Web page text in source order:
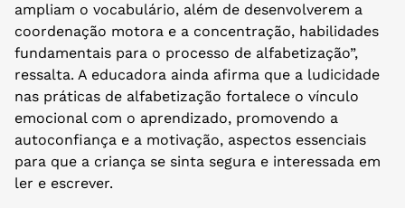
ampliam o vocabulário, além de desenvolverem a
coordenação motora e a concentração, habilidades
fundamentais para o processo de alfabetização”,
ressalta. A educadora ainda afirma que a ludicidade
nas práticas de alfabetização fortalece o vínculo
emocional com o aprendizado, promovendo a
autoconfiança e a motivação, aspectos essenciais
para que a criança se sinta segura e interessada em
ler e escrever.